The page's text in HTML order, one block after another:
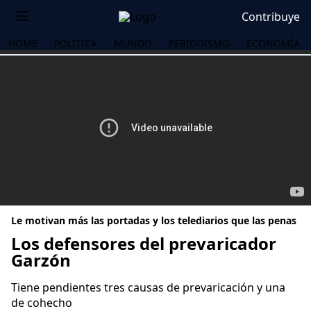
Contribuye
HOME POLÍTICA MUNDO PERIODISMO ECONOMÍA
Le motivan más las portadas y los telediarios que las penas
Los defensores del prevaricador
Garzón
Tiene pendientes tres causas de prevaricación y una
de cohecho